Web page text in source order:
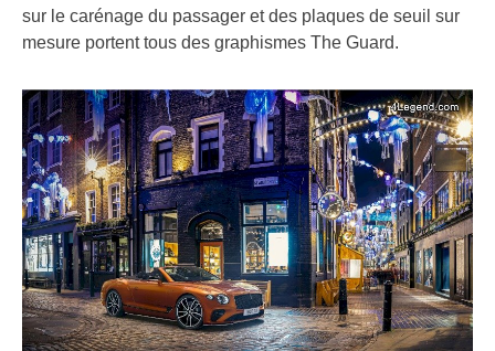
sur le carénage du passager et des plaques de seuil sur
mesure portent tous des graphismes The Guard.